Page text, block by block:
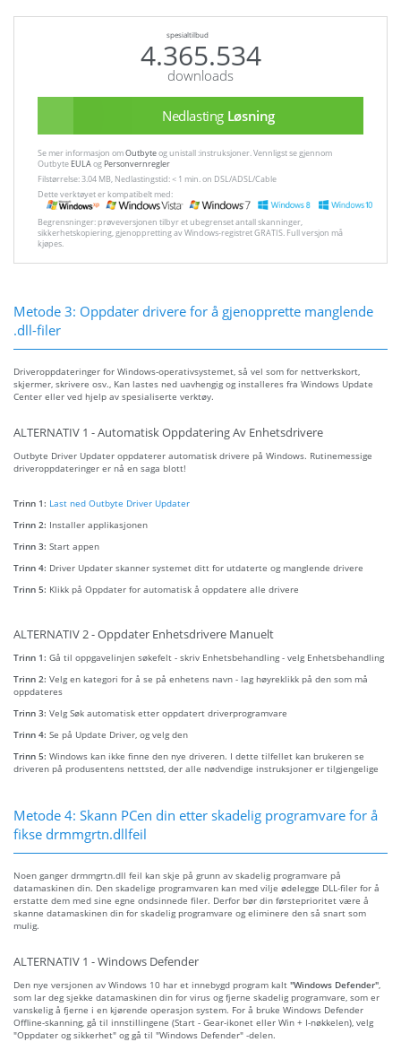
spesialtilbud
4.365.534
downloads
Nedlasting Løsning
Se mer informasjon omOutbyteog unistall :instruksjoner. Vennligst se gjennom
Outbyte EULAog Personvernregler
Filstørrelse: 3.04 MB, Nedlastingstid: < 1 min. on DSL/ADSL/Cable
Dette verktøyet er kompatibelt med:
Begrensninger: prøveversjonen tilbyr et ubegrenset antall skanninger,
sikkerhetskopiering, gjenoppretting av Windows-registret GRATIS. Full versjon må
kjøpes.
Metode 3: Oppdater drivere for å gjenopprette manglende
.dll-filer
Driveroppdateringer for Windows-operativsystemet, så vel som for nettverkskort,
skjermer, skrivere osv., Kan lastes ned uavhengig og installeres fra Windows Update
Center eller ved hjelp av spesialiserte verktøy.
ALTERNATIV 1 - Automatisk Oppdatering Av Enhetsdrivere
Outbyte Driver Updater oppdaterer automatisk drivere på Windows. Rutinemessige
driveroppdateringer er nå en saga blott!
Trinn 1: Last ned Outbyte Driver Updater
Trinn 2: Installer applikasjonen
Trinn 3: Start appen
Trinn 4: Driver Updater skanner systemet ditt for utdaterte og manglende drivere
Trinn 5: Klikk på Oppdater for automatisk å oppdatere alle drivere
ALTERNATIV 2 - Oppdater Enhetsdrivere Manuelt
Trinn 1: Gå til oppgavelinjen søkefelt - skriv Enhetsbehandling - velg Enhetsbehandling
Trinn 2: Velg en kategori for å se på enhetens navn - lag høyreklikk på den som må
oppdateres
Trinn 3: Velg Søk automatisk etter oppdatert driverprogramvare
Trinn 4: Se på Update Driver, og velg den
Trinn 5: Windows kan ikke finne den nye driveren. I dette tilfellet kan brukeren se
driveren på produsentens nettsted, der alle nødvendige instruksjoner er tilgjengelige
Metode 4: Skann PCen din etter skadelig programvare for å
fikse drmmgrtn.dllfeil
Noen ganger drmmgrtn.dll feil kan skje på grunn av skadelig programvare på
datamaskinen din. Den skadelige programvaren kan med vilje ødelegge DLL-filer for å
erstatte dem med sine egne ondsinnede filer. Derfor bør din førsteprioritet være å
skanne datamaskinen din for skadelig programvare og eliminere den så snart som
mulig.
ALTERNATIV 1 - Windows Defender
Den nye versjonen av Windows 10 har et innebygd program kalt "Windows Defender"
som lar deg sjekke datamaskinen din for virus og fjerne skadelig programvare, som er
vanskelig å fjerne i en kjørende operasjon system. For å bruke Windows Defender
Offline-skanning, gå til innstillingene (Start - Gear-ikonet eller Win + I-nøkkelen), velg
"Oppdater og sikkerhet" og gå til "Windows Defender" -delen.